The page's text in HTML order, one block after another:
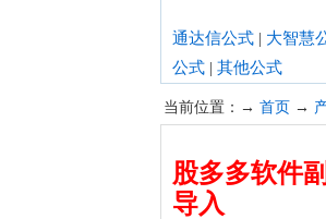
通达信公式 | 大智慧
公式 | 其他公式
当前位置：→ 首页 →
股多多软件
导入